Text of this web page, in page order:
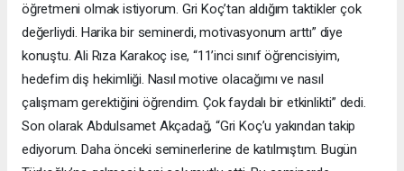
öğretmeni olmak istiyorum. Gri Koç’tan aldığım taktikler çok
değerliydi. Harika bir seminerdi, motivasyonum arttı” diye
konuştu. Ali Rıza Karakoç ise, “11’inci sınıf öğrencisiyim,
hedefim diş hekimliği. Nasıl motive olacağımı ve nasıl
çalışmam gerektiğini öğrendim. Çok faydalı bir etkinlikti” dedi.
Son olarak Abdulsamet Akçadağ, “Gri Koç’u yakından takip
ediyorum. Daha önceki seminerlerine de katılmıştım. Bugün